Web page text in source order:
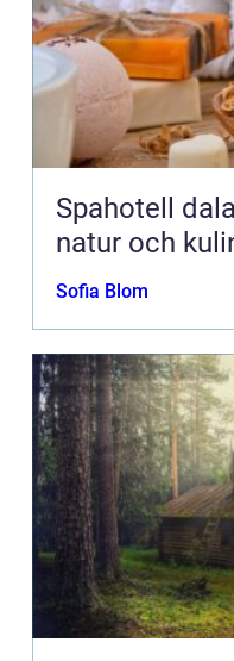
Spahotell dalarna
natur och
Sofia Blom